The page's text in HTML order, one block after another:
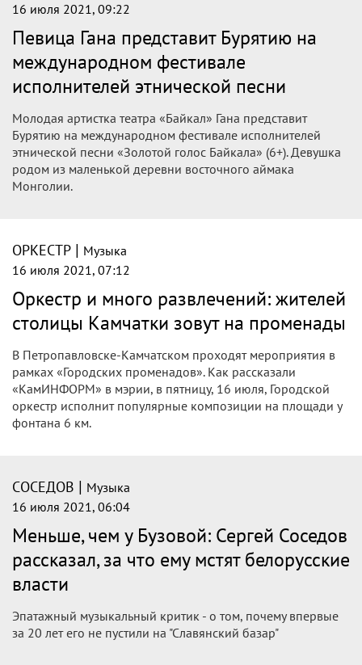
16 июля 2021, 09:22
Певица Гана представит Бурятию на
международном фестивале
исполнителей этнической песни
Молодая артистка театра «Байкал» Гана представит
Бурятию на международном фестивале исполнителей
этнической песни «Золотой голос Байкала» (6+). Девушка
родом из маленькой деревни восточного аймака
Монголии.
ОРКЕСТР | Музыка
16 июля 2021, 07:12
Оркестр и много развлечений: жителей
столицы Камчатки зовут на променады
В Петропавловске-Камчатском проходят мероприятия в
рамках «Городских променадов». Как рассказали
«КамИНФОРМ» в мэрии, в пятницу, 16 июля, Городской
оркестр исполнит популярные композиции на площади у
фонтана 6 км.
СОСЕДОВ | Музыка
16 июля 2021, 06:04
Меньше, чем у Бузовой: Сергей Соседов
рассказал, за что ему мстят белорусские
власти
Эпатажный музыкальный критик - о том, почему впервые
за 20 лет его не пустили на "Славянский базар"